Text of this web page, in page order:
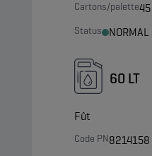
Cartons/palette45
Status NORMAL
60 LT
Fût
Code PN8214158